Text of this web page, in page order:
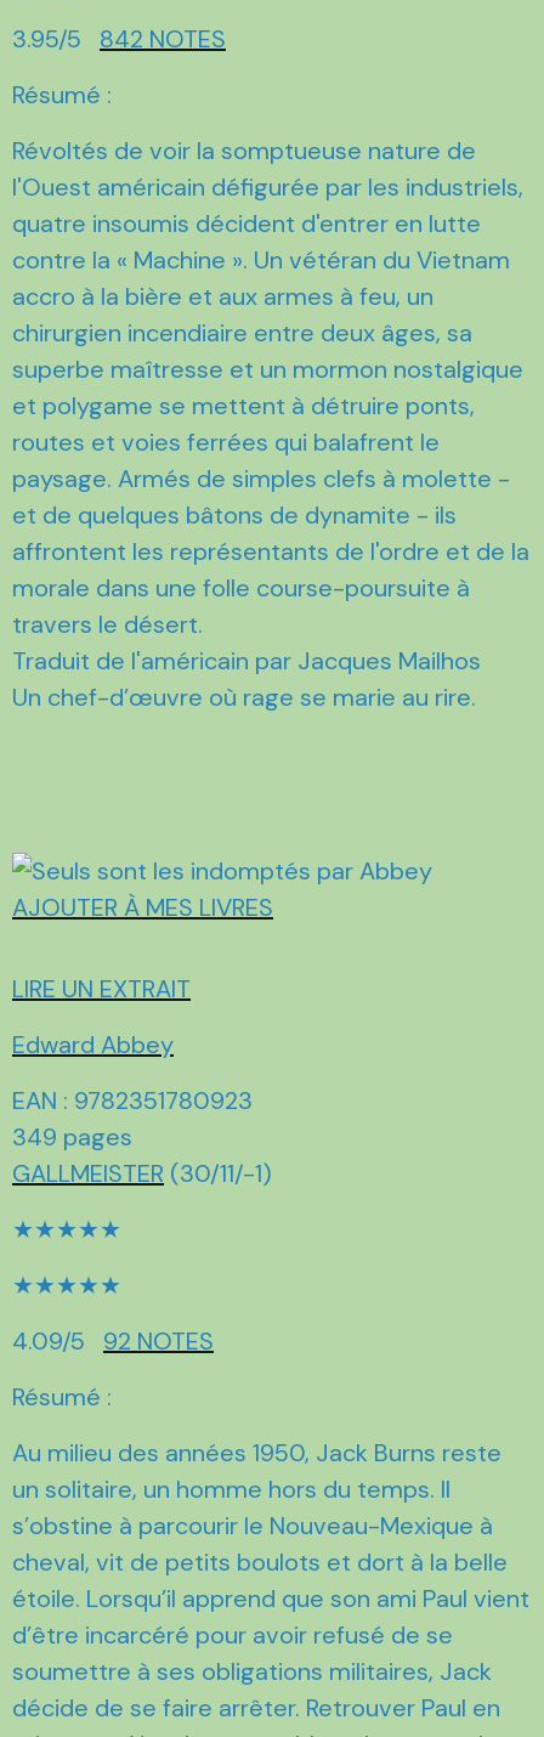
3.95/5 842 NOTES
Résumé :
Révoltés de voir la somptueuse nature de
l'Ouest américain défigurée par les industriels,
quatre insoumis décident d'entrer en lutte
contre la « Machine ». Un vétéran du Vietnam
accro à la bière et aux armes à feu, un
chirurgien incendiaire entre deux âges, sa
superbe maîtresse et un mormon nostalgique
et polygame se mettent à détruire ponts,
routes et voies ferrées qui balafrent le
paysage. Armés de simples clefs à molette -
et de quelques bâtons de dynamite - ils
affrontent les représentants de l'ordre et de la
morale dans une folle course-poursuite à
travers le désert.
Traduit de l'américain par Jacques Mailhos
Un chef-d’œuvre où rage se marie au rire.
AJOUTER À MES LIVRES
LIRE UN EXTRAIT
Edward Abbey
EAN : 9782351780923
349 pages
GALLMEISTER (30/11/-1)
★★★★★
★★★★★
4.09/5 92 NOTES
Résumé :
Au milieu des années 1950, Jack Burns reste
un solitaire, un homme hors du temps. Il
s’obstine à parcourir le Nouveau-Mexique à
cheval, vit de petits boulots et dort à la belle
étoile. Lorsqu’il apprend que son ami Paul vient
d’être incarcéré pour avoir refusé de se
soumettre à ses obligations militaires, Jack
décide de se faire arrêter. Retrouver Paul en